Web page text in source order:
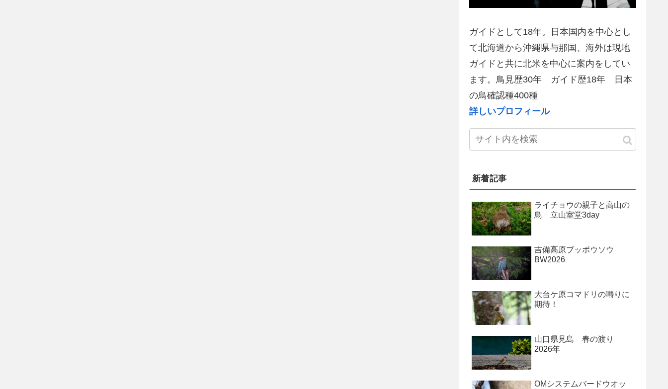
ガイドとして18年。日本国内を中心とし
て北海道から沖縄県与那国、海外は現地
ガイドと共に北米を中心に案内をしてい
ます。鳥見歴30年 ガイド歴18年 日本
の鳥確認種400種
詳しいプロフィール
新着記事
ライチョウの親子と高山の
鳥 立山室堂3day
吉備高原ブッポウソウ
BW2026
大台ケ原コマドリの囀りに
期待！
山口県見島 春の渡り
2026年
OMシステムバードウオッ